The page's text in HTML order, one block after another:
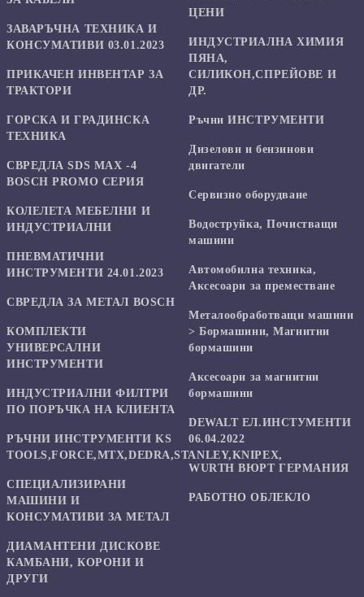
ЗАВАРЪЧНА ТЕХНИКА И
КОНСУМАТИВИ 03.01.2023
ПРИКАЧЕН ИНВЕНТАР ЗА
ТРАКТОРИ
ГОРСКА И ГРАДИНСКА
ТЕХНИКА
СВРЕДЛА SDS MAX -4
BOSCH PROMO СЕРИЯ
КОЛЕЛЕТА МЕБЕЛНИ И
ИНДУСТРИАЛНИ
ПНЕВМАТИЧНИ
ИНСТРУМЕНТИ 24.01.2023
СВРЕДЛА ЗА МЕТАЛ BOSCH
КОМПЛЕКТИ
УНИВЕРСАЛНИ
ИНСТРУМЕНТИ
ИНДУСТРИАЛНИ ФИЛТРИ
ПО ПОРЪЧКА НА КЛИЕНТА
РЪЧНИ ИНСТРУМЕНТИ KS
TOOLS,FORCE,MTX,DEDRA,STANLEY,KNIPEX,
СПЕЦИАЛИЗИРАНИ
МАШИНИ И
КОНСУМАТИВИ ЗА МЕТАЛ
ДИАМАНТЕНИ ДИСКОВЕ
КАМБАНИ, КОРОНИ И
ДРУГИ
ЦЕНИ
ИНДУСТРИАЛНА ХИМИЯ
ПЯНА,
СИЛИКОН,СПРЕЙОВЕ И
ДР.
Ръчни ИНСТРУМЕНТИ
Дизелови и бензинови
двигатели
Сервизно оборудване
Водоструйка, Почистващи
машини
Автомобилна техника,
Аксесоари за преместване
Mеталообработващи машини
> Бормашини, Магнитни
бормашини
Аксесоари за магнитни
бормашини
DEWALT ЕЛ.ИНСТУМЕНТИ
06.04.2022
WURTH ВЮРТ ГЕРМАНИЯ
РАБОТНО ОБЛЕКЛО